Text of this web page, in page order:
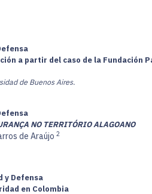
a partir del caso de la Fundación
de Buenos Aires.
NO TERRITÓRIO ALAGOANO
de Araújo 2
y Defensa
en Colombia